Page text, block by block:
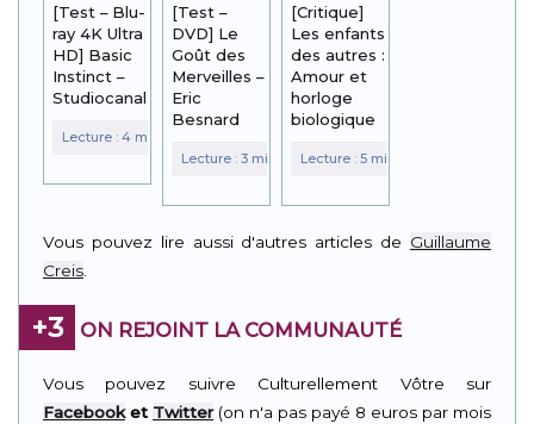
[Test – Blu-
ray 4K Ultra
HD] Basic
Instinct –
Studiocanal
[Test –
DVD] Le
Goût des
Merveilles –
Eric
Besnard
[Critique]
Les enfants
des autres :
Amour et
horloge
biologique
Vous pouvez lire aussi d'autres articles de Guillaume
Creis.
+3 ON REJOINT LA COMMUNAUTÉ
Vous pouvez suivre Culturellement Vôtre sur
Facebooket Twitter(on n'a pas payé 8 euros par mois